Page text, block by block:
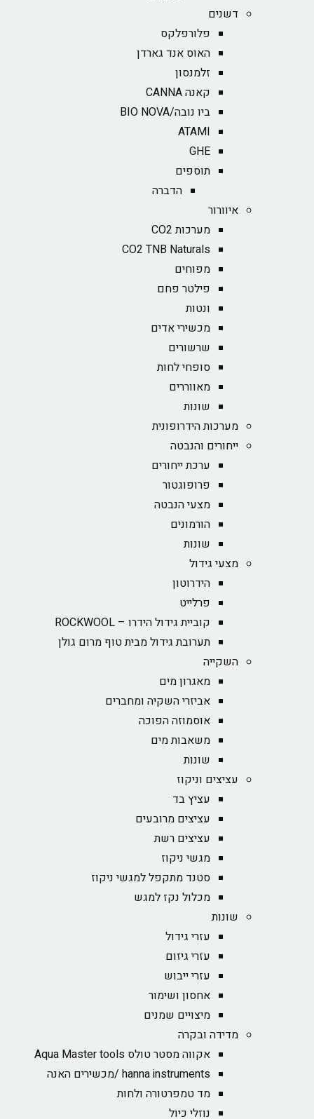
דשנים
פלורפלקס
האוס אנד גארדן
זלמנסון
קאנה CANNA
ביו נובה/BIO NOVA‏
ATAMI
GHE
תוספים
הדברה
איוורור
מערכות CO2
CO2 TNB Naturals
מפוחים
פילטר פחם
ונטות
מכשירי אדים
שרשורים
סופחי לחות
מאווררים
שונות
מערכות הידרופונית
ייחורים והנבטה
ערכת ייחורים
פרופוגטור
מצעי הנבטה
הורמונים
שונות
מצעי גידול
הידרוטון
פרלייט
קוביית גידול הידרו – ROCKWOOL‏
תערובת גידול מבית טוף מרום גולן
השקייה
מאגרון מים
אביזרי השקיה ומחברים
אוסמוזה הפוכה
משאבות מים
שונות
עציצים וניקוז
עציץ בד
עציצים מרובעים
עציצים רשת
מגשי ניקוז
סטנד מתקפל למגשי ניקוז
מכלול נקז למגש
שונות
עזרי גידול
עזרי גיזום
עזרי ייבוש
אחסון ושימור
מיצויים שמנים
מדידה ובקרה
אקווה מסטר טולס Aqua Master tools
hanna instruments /מכשירים האנה
מד טמפרטורה ולחות
נוזלי כיול